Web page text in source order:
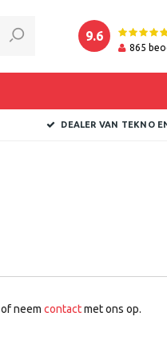
9.6
865
DEALER VAN TEKNO
of neem contactmet ons op.